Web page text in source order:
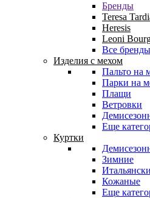
Бренды
Teresa
Heresis
Leoni
Все бренды
Изделия с мехом
Пальто на
Парки на
Плащи
Ветровки
Еще
Куртки
Зимние
Кожаные
Еще